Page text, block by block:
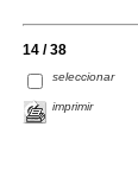
14 / 38
seleccionar
imprimir